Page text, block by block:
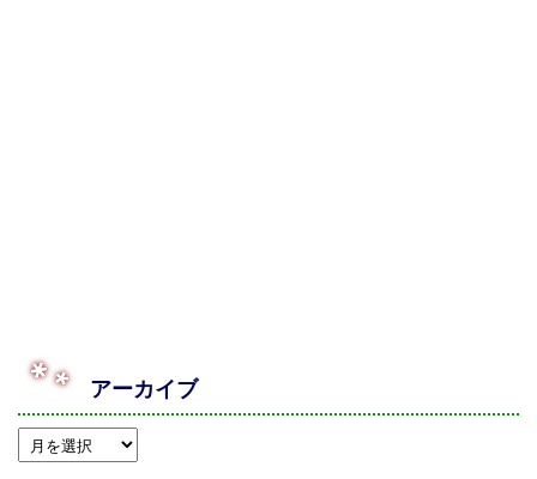
アーカイブ